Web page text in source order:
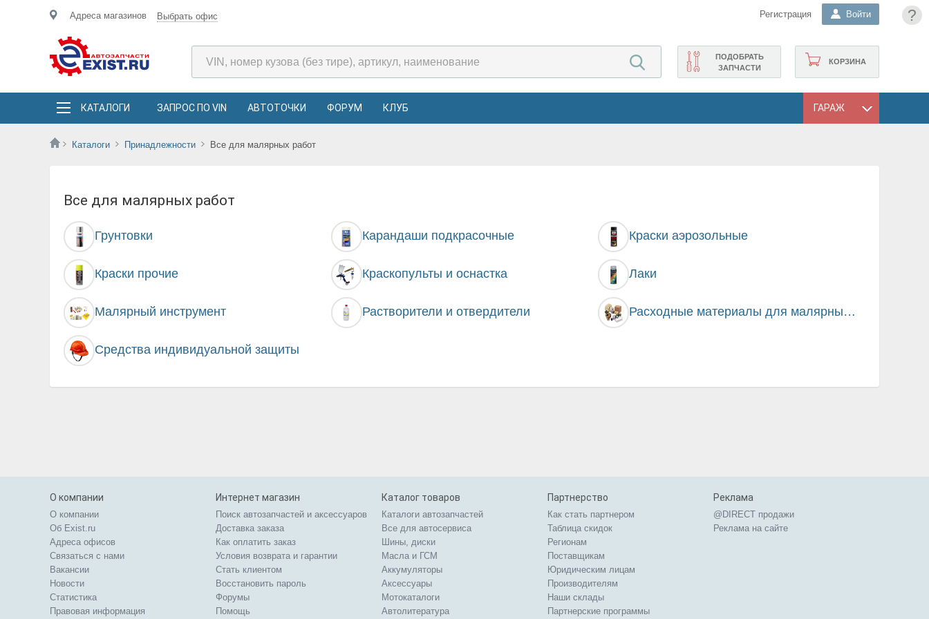
?
Адреса магазинов Выбрать офис Регистрация Войти
КОРЗИНА
ПОДОБРАТЬ
ЗАПЧАСТИ
КАТАЛОГИ ЗАПРОС ПО VIN АВТОТОЧКИ ФОРУМ КЛУБ ГАРАЖ
Каталоги Принадлежности Все для малярных работ
Все для малярных работ
Грунтовки Карандаши подкрасочные Краски аэрозольные
Краски прочие Краскопульты и оснастка Лаки
Малярный инструмент Растворители и отвердители Расходные материалы для малярных работ
Средства индивидуальной защиты
О компании
О компании
Об Exist.ru
Адреса офисов
Связаться с нами
Вакансии
Новости
Статистика
Правовая информация
Интернет магазин
Поиск автозапчастей и аксессуаров
Доставка заказа
Как оплатить заказ
Условия возврата и гарантии
Стать клиентом
Восстановить пароль
Форумы
Помощь
Каталог товаров
Каталоги автозапчастей
Все для автосервиса
Шины, диски
Масла и ГСМ
Аккумуляторы
Аксессуары
Мотокаталоги
Автолитература
Партнерство
Как стать партнером
Таблица скидок
Регионам
Поставщикам
Юридическим лицам
Производителям
Наши склады
Партнерские программы
Реклама
@DIRECT продажи
Реклама на сайте